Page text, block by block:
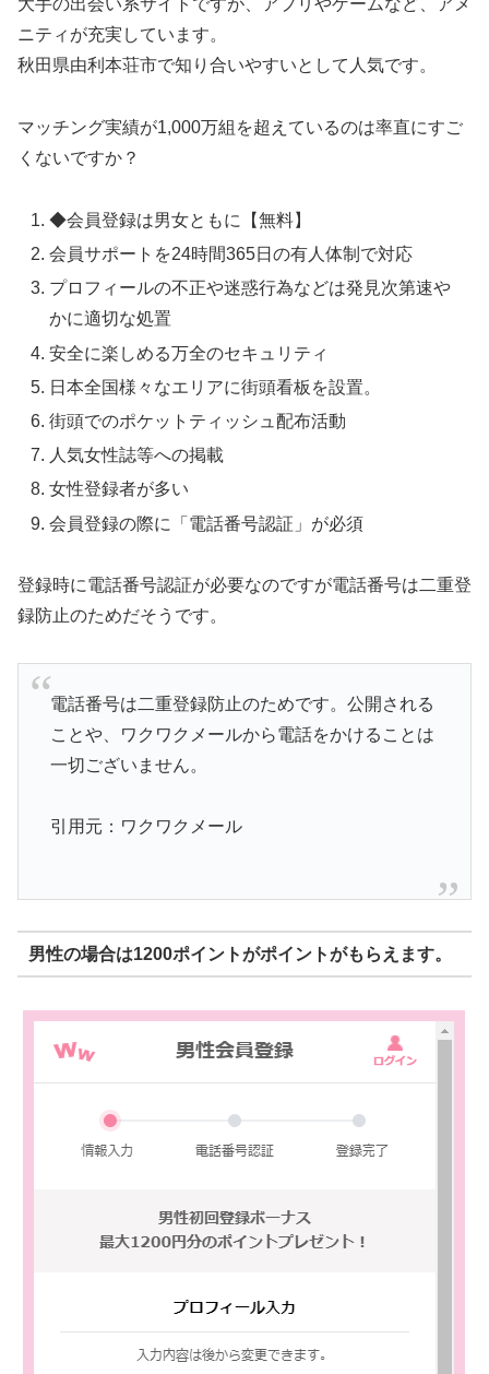
大手の出会い系サイトですが、アプリやゲームなど、アメ
ニティが充実しています。
秋田県由利本荘市で知り合いやすいとして人気です。
マッチング実績が1,000万組を超えているのは率直にすご
くないですか？
◆会員登録は男女ともに【無料】
会員サポートを24時間365日の有人体制で対応
プロフィールの不正や迷惑行為などは発見次第速や
かに適切な処置
安全に楽しめる万全のセキュリティ
日本全国様々なエリアに街頭看板を設置。
街頭でのポケットティッシュ配布活動
人気女性誌等への掲載
女性登録者が多い
会員登録の際に「電話番号認証」が必須
登録時に電話番号認証が必要なのですが電話番号は二重登
録防止のためだそうです。
電話番号は二重登録防止のためです。公開される
ことや、ワクワクメールから電話をかけることは
一切ございません。
引用元：ワクワクメール
男性の場合は1200ポイントがポイントがもらえます。